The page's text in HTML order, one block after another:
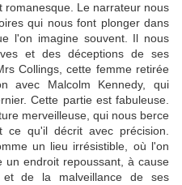
romanesque. Le narrateur nous
qui nous font plonger dans
l'on imagine souvent. Il nous
et des déceptions de ses
Collings, cette femme retirée
avec Malcolm Kennedy, qui
Cette partie est fabuleuse.
merveilleuse, qui nous berce
qu'il décrit avec précision.
un lieu irrésistible, où l'on
endroit repoussant, à cause
et de la malveillance de ses